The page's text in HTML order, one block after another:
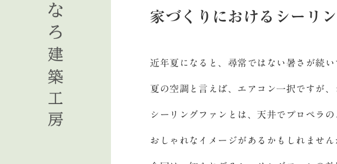
家づくりにおけるシーリ
近年夏になると、尋常ではない暑さが続い
夏の空調と言えば、エアコン一択ですが
シーリングファンとは、天井でプロペラ
おしゃれなイメージがあるかもしれませ